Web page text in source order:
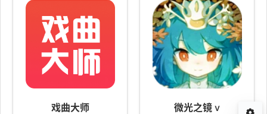
戏曲大师 微光之镜 v